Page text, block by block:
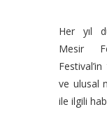
Her yıl
Mesir
ve ulusal
ile ilgili